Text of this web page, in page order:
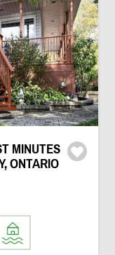
MINUTES
ONTARIO